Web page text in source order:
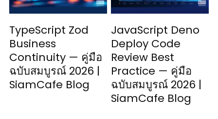
TypeScript Zod
Business
Continuity — คู่มือ
ฉบับสมบูรณ์ 2026 |
SiamCafe Blog
JavaScript Deno
Deploy Code
Review Best
Practice — คู่มือ
ฉบับสมบูรณ์ 2026 |
SiamCafe Blog